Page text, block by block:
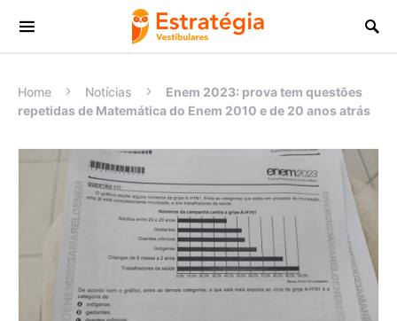
Procurar:
Home Notícias
Enem 2023: prova tem questões
repetidas de Matemática do Enem 2010 e de 20 anos atrás